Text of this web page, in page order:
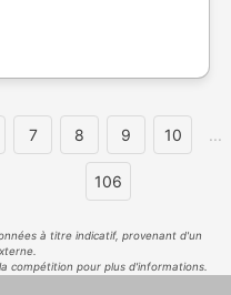
7 8 9 10 ...
106
à titre indicatif, provenant d'un
compétition pour plus d'informations.